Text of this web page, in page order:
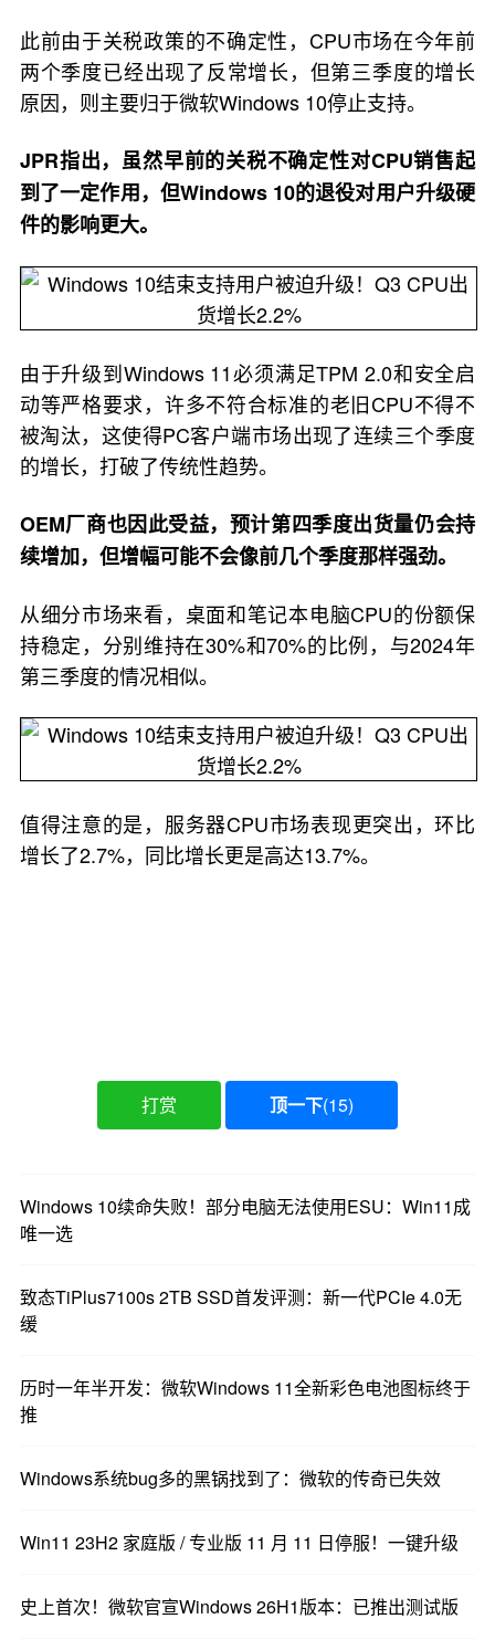
此前由于关税政策的不确定性，CPU市场在今年前
两个季度已经出现了反常增长，但第三季度的增长
原因，则主要归于微软Windows 10停止支持。
JPR指出，虽然早前的关税不确定性对CPU销售起
到了一定作用，但Windows 10的退役对用户升级硬
件的影响更大。
由于升级到Windows 11必须满足TPM 2.0和安全启
动等严格要求，许多不符合标准的老旧CPU不得不
被淘汰，这使得PC客户端市场出现了连续三个季度
的增长，打破了传统性趋势。
OEM厂商也因此受益，预计第四季度出货量仍会持
续增加，但增幅可能不会像前几个季度那样强劲。
从细分市场来看，桌面和笔记本电脑CPU的份额保
持稳定，分别维持在30%和70%的比例，与2024年
第三季度的情况相似。
值得注意的是，服务器CPU市场表现更突出，环比
增长了2.7%，同比增长更是高达13.7%。
打赏 顶一下(15)
Windows 10续命失败！部分电脑无法使用ESU：Win11成
唯一选
致态TiPlus7100s 2TB SSD首发评测：新一代PCIe 4.0无
缓
历时一年半开发：微软Windows 11全新彩色电池图标终于
推
Windows系统bug多的黑锅找到了：微软的传奇已失效
Win11 23H2 家庭版 / 专业版 11 月 11 日停服！一键升级
史上首次！微软官宣Windows 26H1版本：已推出测试版